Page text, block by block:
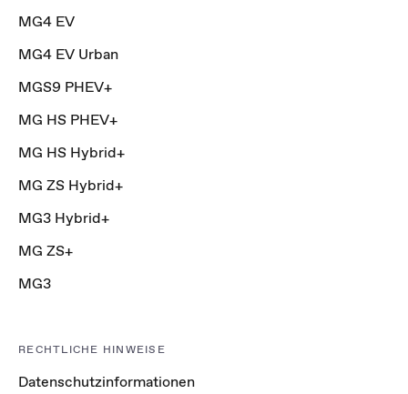
MG4 EV
MG4 EV Urban
MGS9 PHEV+
MG HS PHEV+
MG HS Hybrid+
MG ZS Hybrid+
MG3 Hybrid+
MG ZS+
MG3
RECHTLICHE HINWEISE
Datenschutzinformationen